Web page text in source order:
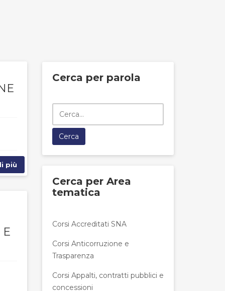
più
Cerca per parola
Cerca per Area
tematica
Corsi Accreditati SNA
Corsi Anticorruzione e
Trasparenza
Corsi Appalti, contratti pubblici e
concessioni